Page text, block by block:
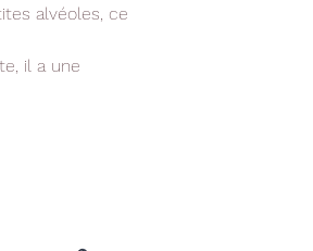
alvéoles, ce
il a une